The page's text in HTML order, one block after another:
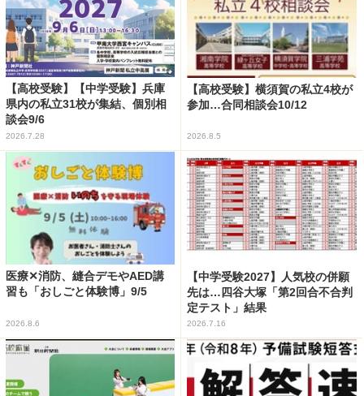
【高校受験】【中学受験】兵庫
県内の私立31校が集結、個別相
談会9/6
2026.7.28
【高校受験】横須賀の私立4校が
参加…合同相談会10/12
2026.8.5
医療✕消防、縫合デモやAED講
習も「おしごと体験博」9/5
2026.8.6
【中学受験2027】人気校の併願
先は…四谷大塚「第2回合不合判
定テスト」結果
2026.7.16